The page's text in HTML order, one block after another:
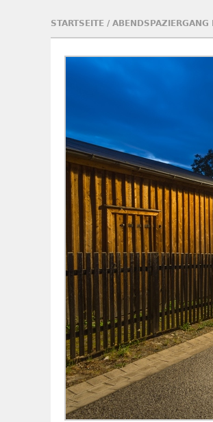
STARTSEITE/ ABENDSPAZIERGANG